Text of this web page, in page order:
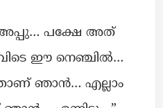
പക്ഷേ അത്
ഈ നെഞ്ചില്‍…
ഞാന്‍… എല്ലാം